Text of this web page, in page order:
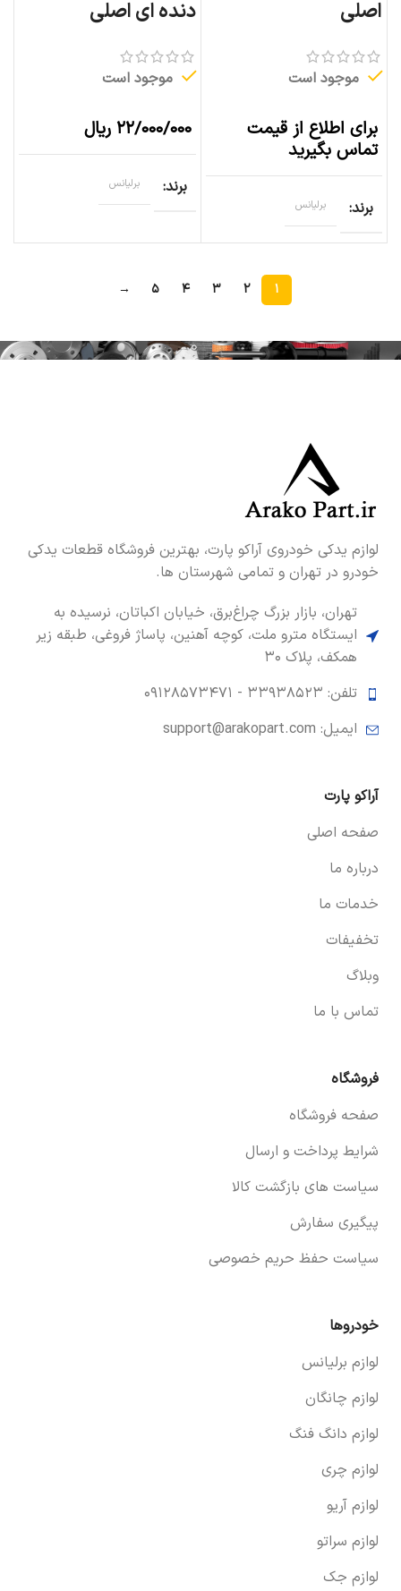
اصلی
موجود است
برای اطلاع از قیمت
تماس بگیرید
برند برلیانس
دنده ای اصلی
موجود است
۲۲/۰۰۰/۰۰۰ ریال
برند برلیانس
۱ ۲ ۳ ۴ ۵ →
لوازم یدکی خودروی آراکو پارت، بهترین فروشگاه قطعات یدکی
خودرو در تهران و تمامی شهرستان ها.
تهران، بازار بزرگ چراغ‌برق، خیابان اکباتان، نرسیده به
ایستگاه مترو ملت، کوچه آهنین، پاساژ فروغی، طبقه زیر
همکف، پلاک ۳۰
تلفن: ۳۳۹۳۸۵۲۳ -
۰۹۱۲۸۵۷۳۴۷۱
ایمیل: support@arakopart.com
آراکو پارت
صفحه اصلی
درباره ما
خدمات ما
تخفیفات
وبلاگ
تماس با ما
فروشگاه
صفحه فروشگاه
شرایط پرداخت و ارسال
سیاست های بازگشت کالا
پیگیری سفارش
سیاست حفظ حریم خصوصی
خودروها
لوازم برلیانس
لوازم چانگان
لوازم دانگ فنگ
لوازم چری
لوازم آریو
لوازم سراتو
لوازم جک